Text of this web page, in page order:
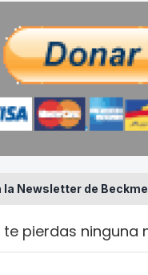
la Newsletter de
te pierdas ninguna